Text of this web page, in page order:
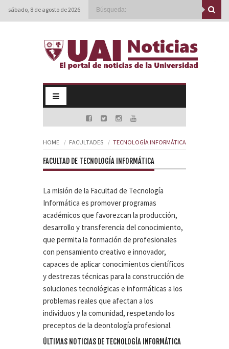
sábado, 8 de agosto de 2026
HOME FACULTADES TECNOLOGÍA INFORMÁTICA
FACULTAD DE TECNOLOGÍA INFORMÁTICA
La misión de la Facultad de Tecnología
Informática es promover programas
académicos que favorezcan la producción,
desarrollo y transferencia del conocimiento,
que permita la formación de profesionales
con pensamiento creativo e innovador,
capaces de aplicar conocimientos científicos
y destrezas técnicas para la construcción de
soluciones tecnológicas e informáticas a los
problemas reales que afectan a los
individuos y la comunidad, respetando los
preceptos de la deontología profesional.
ÚLTIMAS NOTICIAS DE TECNOLOGÍA INFORMÁTICA